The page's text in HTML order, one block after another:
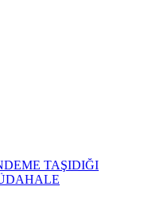
TAŞIDIĞI